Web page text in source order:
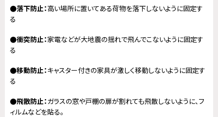
●落下防止：高い場所に置いてある荷物を落下しないように固定す
る
●衝突防止：家電などが大地震の揺れで飛んでこないように固定す
る
●移動防止：キャスター付きの家具が激しく移動しないように固定す
る
●飛散防止：ガラスの窓や戸棚の扉が割れても飛散しないように、フ
ィルムなどを貼る。